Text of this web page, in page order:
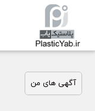
آگهی های من